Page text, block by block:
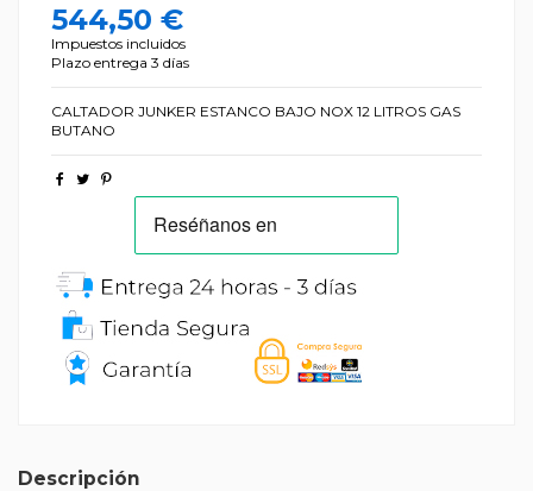
544,50 €
Impuestos incluidos
Plazo entrega 3 días
CALTADOR JUNKER ESTANCO BAJO NOX 12 LITROS GAS
BUTANO
Descripción